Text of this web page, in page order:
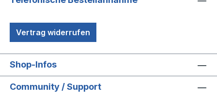
Vertrag widerrufen
Shop-Infos
Community / Support